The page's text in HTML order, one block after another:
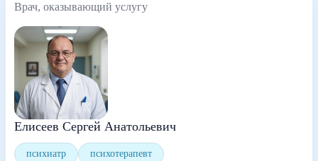
Врач, оказывающий услугу
Елисеев Сергей Анатольевич
психиатр психотерапевт